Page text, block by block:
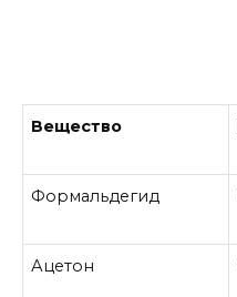
Вещество
Формальдегид
Ацетон